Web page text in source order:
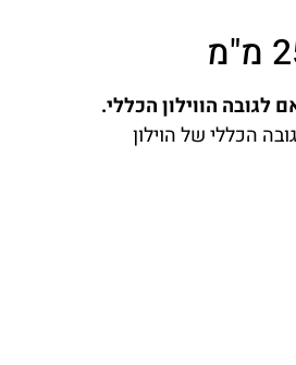
הווילון הכללי.
הכללי של הוילון